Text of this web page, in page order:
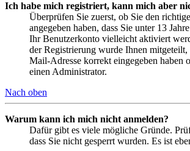
Ich habe mich registriert, kann mich aber
Überprüfen Sie zuerst, ob Sie den
angegeben haben, dass Sie unter 13
Ihr Benutzerkonto vielleicht aktiviert
der Registrierung wurde Ihnen
Mail-Adresse korrekt eingegeben haben
einen Administrator.
Nach oben
Warum kann ich mich nicht anmelden?
Dafür gibt es viele mögliche Gründe.
dass Sie nicht gesperrt wurden. Es ist